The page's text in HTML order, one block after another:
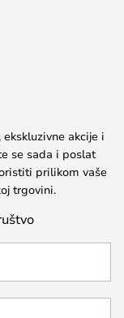
akcije i
se sada i poslat
prilikom vaše
trgovini.